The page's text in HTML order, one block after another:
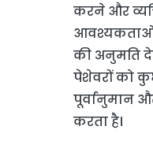
करने और
की अनुमति
पेशेवरों को
पूर्वानुमान
करता है।